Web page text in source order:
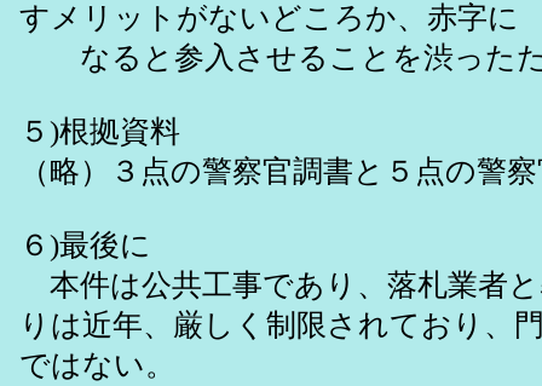
すメリットがないどころか、赤字に
なると参入させることを渋った
５)根拠資料
（略）３点の警察官調書と５点の警
６)最後に
本件は公共工事であり、落札業者
りは近年、厳しく制限されており、
ではない。